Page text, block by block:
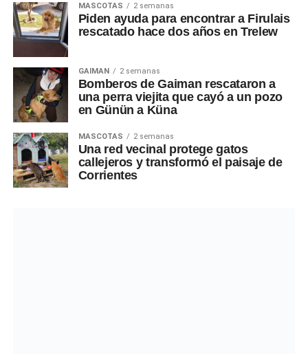
MASCOTAS 2 semanas
Piden ayuda para encontrar a Firulais
rescatado hace dos años en Trelew
GAIMAN 2 semanas
Bomberos de Gaiman rescataron a
una perra viejita que cayó a un pozo
en Günün a Küna
MASCOTAS 2 semanas
Una red vecinal protege gatos
callejeros y transformó el paisaje de
Corrientes